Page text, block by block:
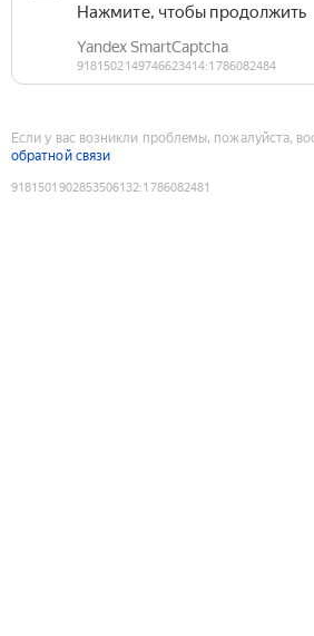
Если у вас возникли проблемы, пожалуйста,
обратной связи
9181501902853506132:1786082481